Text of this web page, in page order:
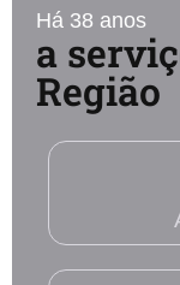
Há 38 anos
a
Região